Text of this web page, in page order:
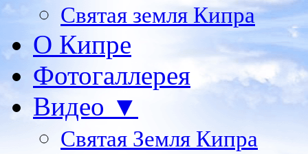
Святая земля Кипра
О Кипре
Фотогаллерея
Видео ▼
Святая Земля Кипра